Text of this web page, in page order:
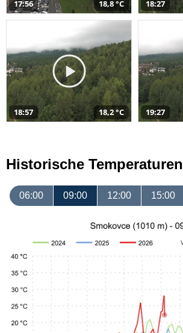
17:56 18,8 °C 18:27
18:57 18,2 °C 19:27
Historische Temperaturen
06:00 09:00 12:00 15:00